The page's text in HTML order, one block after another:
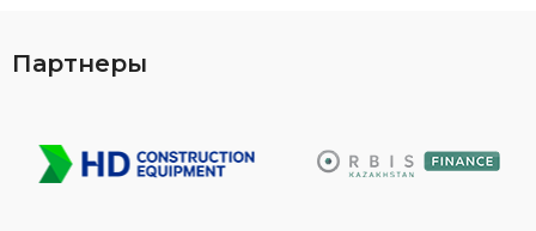
Партнеры